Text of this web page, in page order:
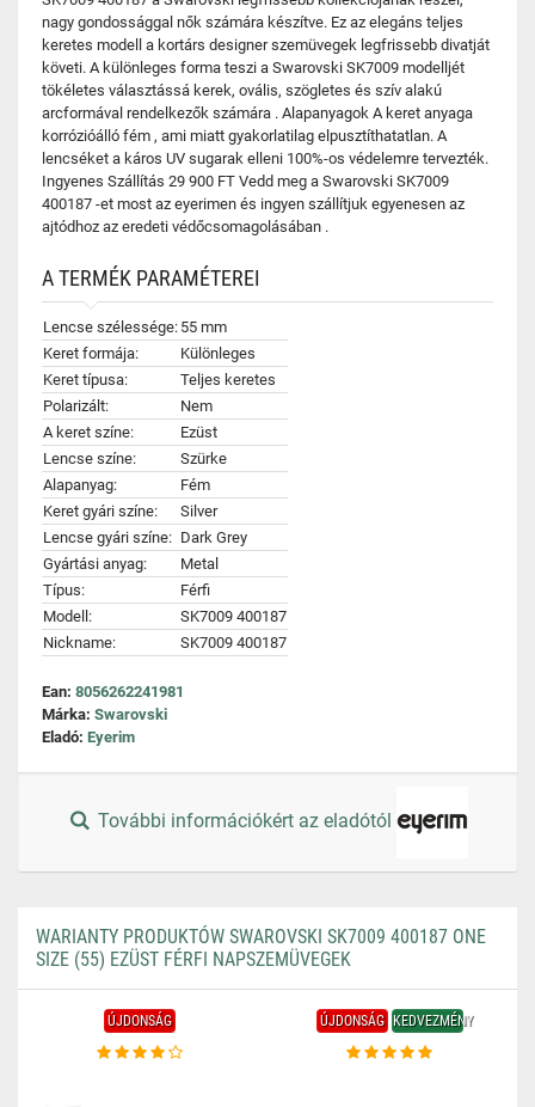
nagy gondossággal nők számára készítve. Ez az elegáns teljes
keretes modell a kortárs designer szemüvegek legfrissebb divatját
követi. A különleges forma teszi a Swarovski SK7009 modelljét
tökéletes választássá kerek, ovális, szögletes és szív alakú
arcformával rendelkezők számára . Alapanyagok A keret anyaga
korrózióálló fém , ami miatt gyakorlatilag elpusztíthatatlan. A
lencséket a káros UV sugarak elleni 100%-os védelemre tervezték.
Ingyenes Szállítás 29 900 FT Vedd meg a Swarovski SK7009
400187 -et most az eyerimen és ingyen szállítjuk egyenesen az
ajtódhoz az eredeti védőcsomagolásában .
A TERMÉK PARAMÉTEREI
Lencse szélessége: 55 mm
Keret formája:
Különleges
Keret típusa:
Teljes keretes
Polarizált:
Nem
A keret színe:
Ezüst
Lencse színe:
Szürke
Alapanyag:
Fém
Keret gyári színe:
Silver
Lencse gyári színe: Dark Grey
Gyártási anyag:
Metal
Típus:
Férfi
Modell:
SK7009 400187
Nickname:
SK7009 400187
Ean: 8056262241981
Márka: Swarovski
Eladó: Eyerim
További információkért az eladótól
WARIANTY PRODUKTÓW SWAROVSKI SK7009 400187 ONE
SIZE (55) EZÜST FÉRFI NAPSZEMÜVEGEK
ÚJDONSÁG ÚJDONSÁG KEDVEZMÉNY